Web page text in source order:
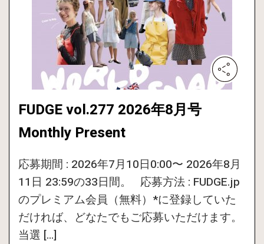
FUDGE vol.277 2026年8月号
Monthly Present
応募期間 : 2026年7月10日0:00〜 2026年8月
11日 23:59の33日間。 応募方法 : FUDGE.jp
のプレミアム会員（無料）*に登録していた
だければ、どなたでもご応募いただけます。
当選 […]